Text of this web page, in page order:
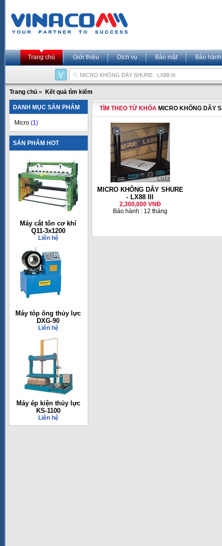
Trang chủ Giới thiệu Dịch vụ Bảo mật Bảo hành
Trang chủ » Kết quả tìm kiếm
DANH MỤC SẢN PHẨM
Micro (1)
SẢN PHẨM HOT
Máy cắt tôn cơ khí
Q11-3x1200
Liên hệ
Máy tóp ống thủy lực
DXG-90
Liên hệ
Máy ép kiện thủy lực
KS-1100
Liên hệ
TÌM THEO TỪ KHÓA MICRO KHÔNG DÂY
MICRO KHÔNG DÂY SHURE
- LX88 III
2,300,000 VNĐ
Bảo hành : 12 tháng